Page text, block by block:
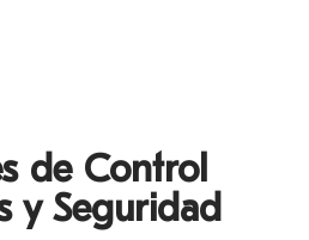
de Control
y Seguridad